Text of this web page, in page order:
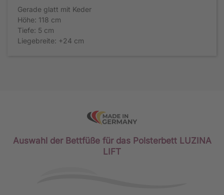
Gerade glatt mit Keder
Höhe: 118 cm
Tiefe: 5 cm
Liegebreite: +24 cm
Auswahl der Bettfüße für das Polsterbett LUZINA
LIFT